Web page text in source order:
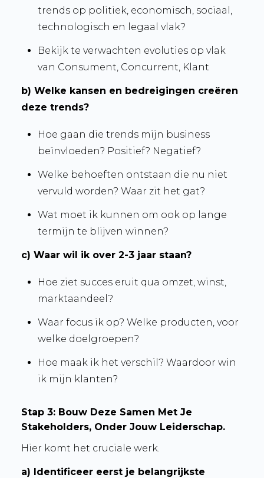
trends op politiek, economisch, sociaal,
technologisch en legaal vlak?
Bekijk te verwachten evoluties op vlak
van Consument, Concurrent, Klant
b) Welke kansen en bedreigingen creëren
deze trends?
Hoe gaan die trends mijn business
beïnvloeden? Positief? Negatief?
Welke behoeften ontstaan die nu niet
vervuld worden? Waar zit het gat?
Wat moet ik kunnen om ook op lange
termijn te blijven winnen?
c) Waar wil ik over 2-3 jaar staan?
Hoe ziet succes eruit qua omzet, winst,
marktaandeel?
Waar focus ik op? Welke producten, voor
welke doelgroepen?
Hoe maak ik het verschil? Waardoor win
ik mijn klanten?
Stap 3: Bouw Deze Samen Met Je
Stakeholders, Onder Jouw Leiderschap.
Hier komt het cruciale werk.
a) Identificeer eerst je belangrijkste